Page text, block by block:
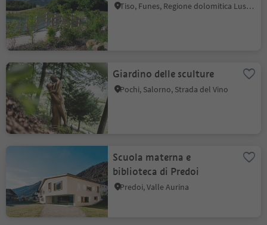
Tiso, Funes, Regione dolomitica Luson Val di Funes
Giardino delle sculture
Pochi, Salorno, Strada del Vino
Scuola materna e
biblioteca di Predoi
Predoi, Valle Aurina